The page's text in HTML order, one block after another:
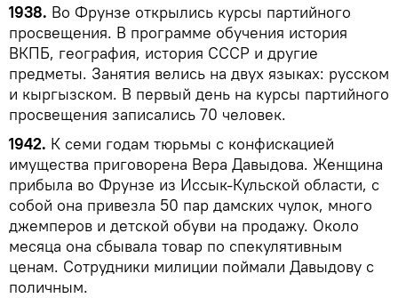
1938. Во Фрунзе открылись курсы партийного
просвещения. В программе обучения история
ВКПБ, география, история СССР и другие
предметы. Занятия велись на двух языках: русском
и кыргызском. В первый день на курсы партийного
просвещения записались 70 человек.
1942. К семи годам тюрьмы с конфискацией
имущества приговорена Вера Давыдова. Женщина
прибыла во Фрунзе из Иссык-Кульской области, с
собой она привезла 50 пар дамских чулок, много
джемперов и детской обуви на продажу. Около
месяца она сбывала товар по спекулятивным
ценам. Сотрудники милиции поймали Давыдову с
поличным.